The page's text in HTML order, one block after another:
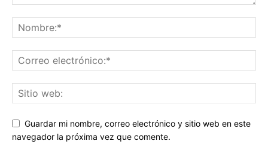
Guardar mi nombre, correo electrónico y sitio web en este
navegador la próxima vez que comente.